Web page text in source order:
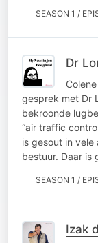
SEASON 1 /
Dr
gesprek met Dr
bekroonde
“air traffic
is gesout in
bestuur. Daar is
SEASON 1 /
Izak